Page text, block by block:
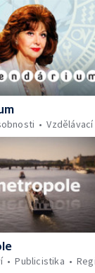
Vzdělávací
Publicistika